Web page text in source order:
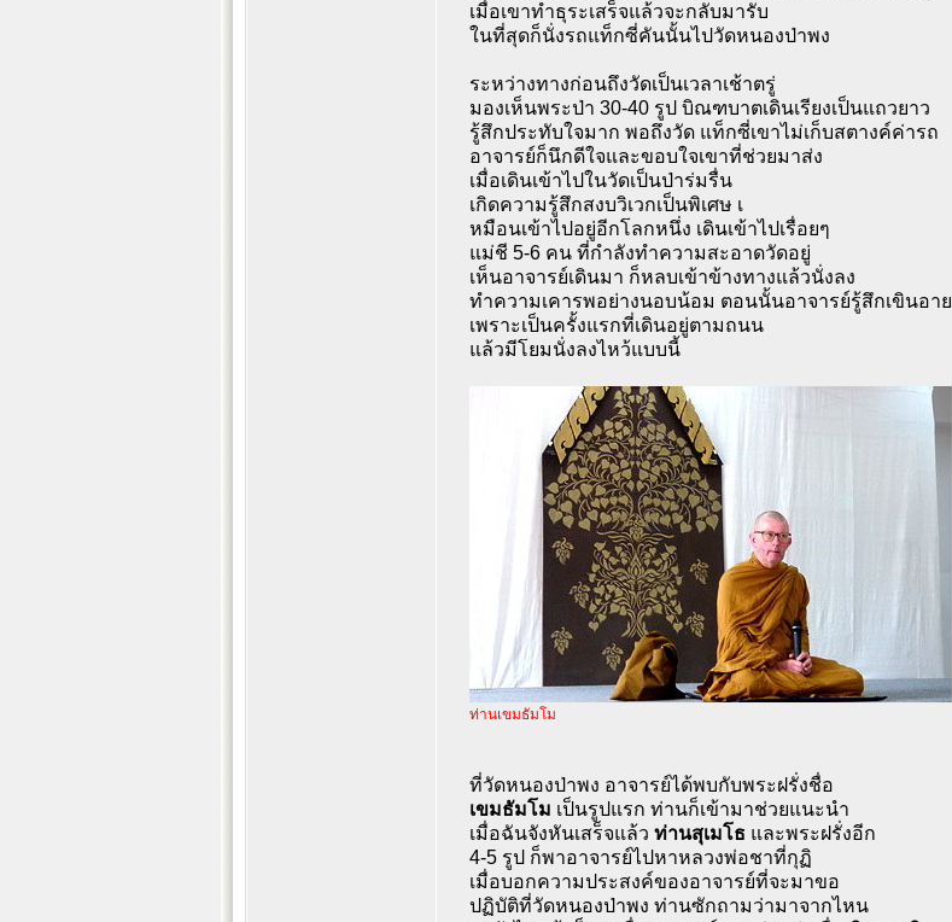
เมื่อเขาทำธุระเสร็จแล้วจะกลับมารับ
ในที่สุดก็นั่งรถแท็กซี่คันนั้นไปวัดหนองป่าพง
ระหว่างทางก่อนถึงวัดเป็นเวลาเช้าตรู่
มองเห็นพระป่า 30-40 รูป บิณฑบาตเดินเรียงเป็นแถวยาว
รู้สึกประทับใจมาก พอถึงวัด แท็กซี่เขาไม่เก็บสตางค์ค่ารถ
อาจารย์ก็นึกดีใจและขอบใจเขาที่ช่วยมาส่ง
เมื่อเดินเข้าไปในวัดเป็นป่าร่มรื่น
เกิดความรู้สึกสงบวิเวกเป็นพิเศษ เ
หมือนเข้าไปอยู่อีกโลกหนึ่ง เดินเข้าไปเรื่อยๆ
แม่ชี 5-6 คน ที่กำลังทำความสะอาดวัดอยู่
เห็นอาจารย์เดินมา ก็หลบเข้าข้างทางแล้วนั่งลง
ทำความเคารพอย่างนอบน้อม ตอนนั้นอาจารย์รู้สึกเขินอาย
เพราะเป็นครั้งแรกที่เดินอยู่ตามถนน
แล้วมีโยมนั่งลงไหว้แบบนี้
ท่านเขมธัมโม
ที่วัดหนองป่าพง อาจารย์ได้พบกับพระฝรั่งชื่อ
เขมธัมโม เป็นรูปแรก ท่านก็เข้ามาช่วยแนะนำ
เมื่อฉันจังหันเสร็จแล้ว ท่านสุเมโธ และพระฝรั่งอีก
4-5 รูป ก็พาอาจารย์ไปหาหลวงพ่อชาที่กุฏิ
เมื่อบอกความประสงค์ของอาจารย์ที่จะมาขอ
ปฏิบัติที่วัดหนองป่าพง ท่านซักถามว่ามาจากไหน